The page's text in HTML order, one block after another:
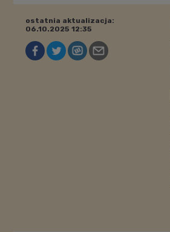
ostatnia aktualizacja:
06.10.2025 12:35